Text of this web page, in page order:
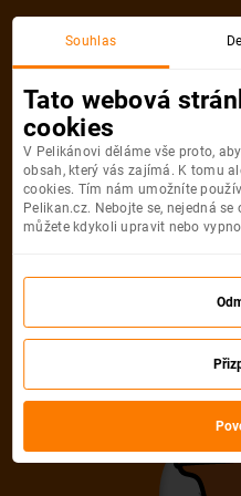
Detail pobytu
Ups!
Pelikán se velmi
nabídku neumí
zastaralá nebo
Souhlas
Tato webová
cookies
V Pelikánovi děláme vše proto,
obsah, který vás zajímá. K tomu
cookies. Tím nám umožníte
Pelikan.cz. Nebojte se, nejedná
můžete kdykoli upravit nebo